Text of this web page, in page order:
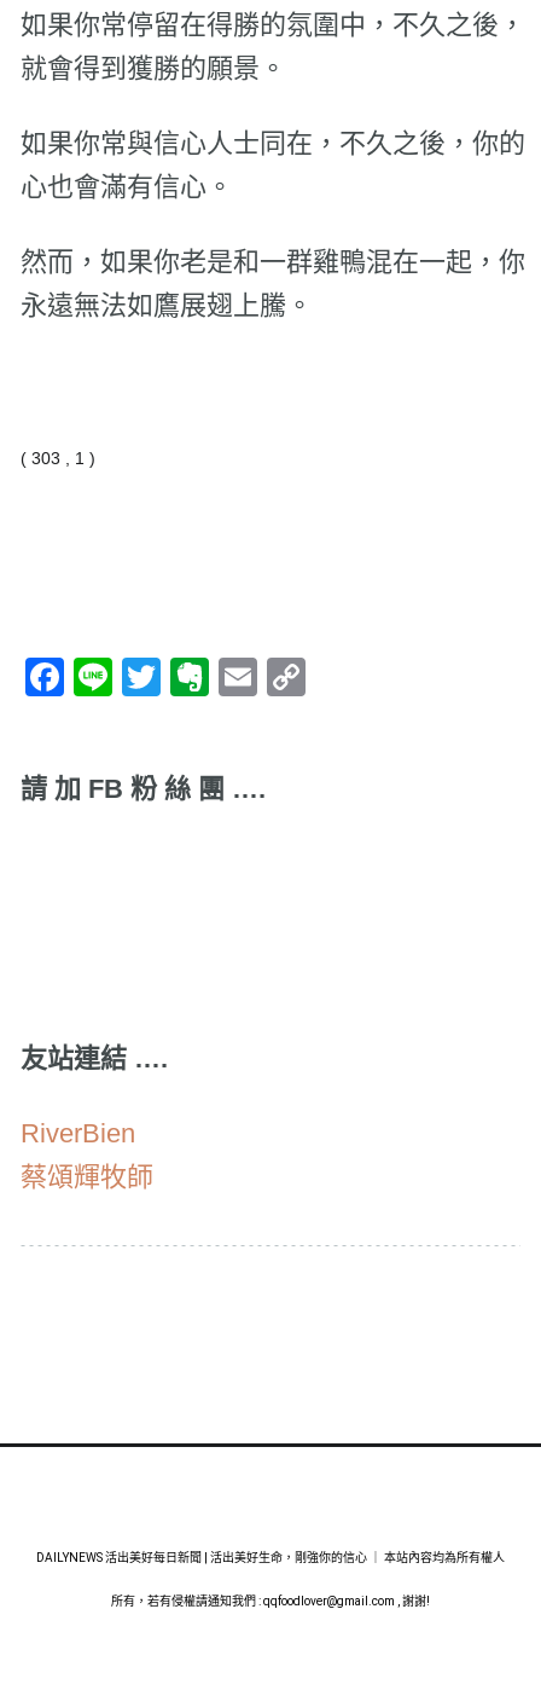
如果你常停留在得勝的氛圍中，不久之後，
就會得到獲勝的願景。
如果你常與信心人士同在，不久之後，你的
心也會滿有信心。
然而，如果你老是和一群雞鴨混在一起，你
永遠無法如鷹展翅上騰。
( 303 , 1 )
Facebook
LineTwitterEvernote
Email
請 加 FB 粉 絲 團 ….
友站連結 ….
RiverBien
蔡頌輝牧師
DAILYNEWS 活出美好每日新聞 | 活出美好生命，剛強你的信心 ｜ 本站內容均為所有權人
所有，若有侵權請通知我們 :qqfoodlover@gmail.com , 謝謝!